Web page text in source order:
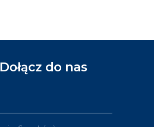
Dołącz do nas